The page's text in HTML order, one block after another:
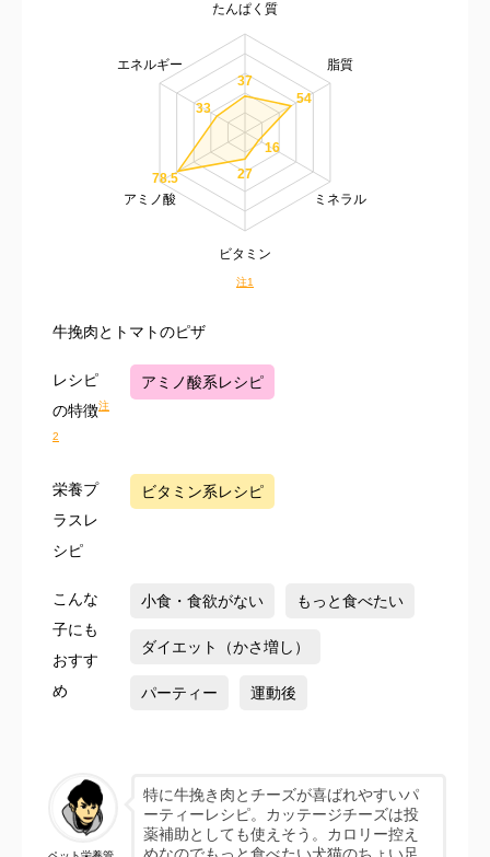
33
37
54
16
27
78.5
エネルギー
たんぱく質
脂質
ミネラル
ビタミン
アミノ酸
注1
牛挽肉とトマトのピザ
レシピ
の特徴注
2
アミノ酸系レシピ
栄養プ
ラスレ
シピ
ビタミン系レシピ
こんな
子にも
おすす
め
小食・食欲がない もっと食べたい
ダイエット（かさ増し）
パーティー 運動後
特に牛挽き肉とチーズが喜ばれやすいパ
ーティーレシピ。カッテージチーズは投
薬補助としても使えそう。カロリー控え